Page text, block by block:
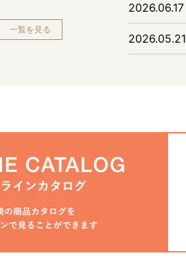
一覧を見る
2026.06.17
2026.05.21